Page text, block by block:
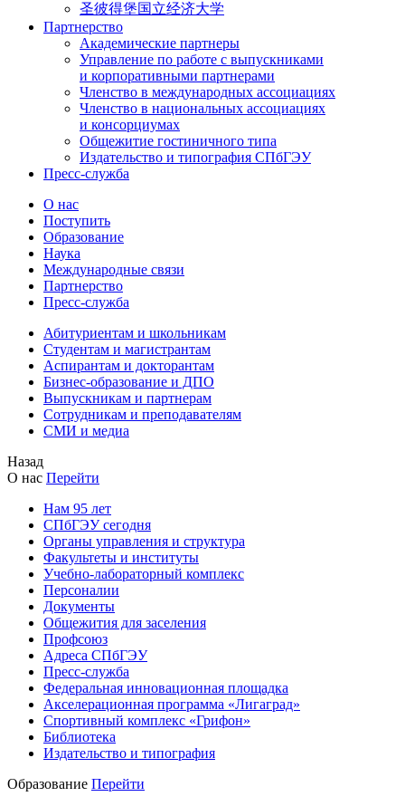
圣彼得堡国立经济大学
Партнерство
Академические партнеры
Управление по работе с выпускниками
и корпоративными партнерами
Членство в международных ассоциациях
Членство в национальных ассоциациях
и консорциумах
Общежитие гостиничного типа
Издательство и типография СПбГЭУ
Пресс-служба
О нас
Поступить
Образование
Наука
Международные связи
Партнерство
Пресс-служба
Абитуриентам и школьникам
Студентам и магистрантам
Аспирантам и докторантам
Бизнес-образование и ДПО
Выпускникам и партнерам
Сотрудникам и преподавателям
СМИ и медиа
Назад
О нас Перейти
Нам 95 лет
СПбГЭУ сегодня
Органы управления и структура
Факультеты и институты
Учебно-лабораторный комплекс
Персоналии
Документы
Общежития для заселения
Профсоюз
Адреса СПбГЭУ
Пресс-служба
Федеральная инновационная площадка
Акселерационная программа «Лигаград»­­
Спортивный комплекс «Грифон»
Библиотека
Издательство и типография
Образование Перейти